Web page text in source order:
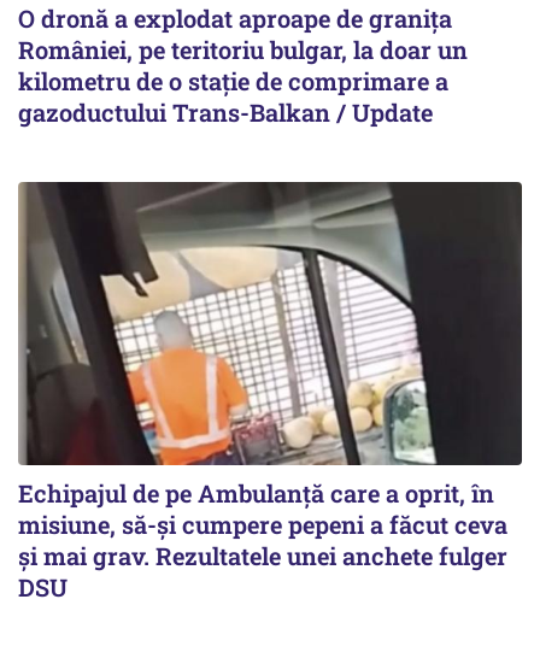
O dronă a explodat aproape de granița
României, pe teritoriu bulgar, la doar un
kilometru de o stație de comprimare a
gazoductului Trans-Balkan / Update
Echipajul de pe Ambulanță care a oprit, în
misiune, să-și cumpere pepeni a făcut ceva
și mai grav. Rezultatele unei anchete fulger
DSU